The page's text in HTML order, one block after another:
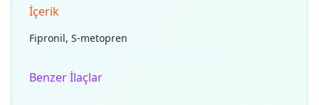
İçerik
Fipronil, S-metopren
Benzer İlaçlar